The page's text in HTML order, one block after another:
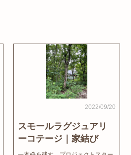
2022/09/20
スモールラグジュアリ
ーコテージ｜家結び
News